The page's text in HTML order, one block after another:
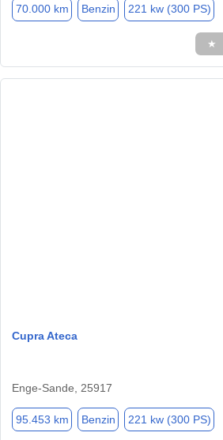
70.000 km Benzin 221 kw (300 PS)
★
Cupra Ateca
Enge-Sande, 25917
95.453 km Benzin 221 kw (300 PS)